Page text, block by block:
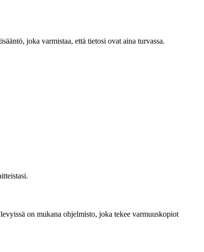
joka varmistaa, että tietosi ovat aina turvassa.
on mukana ohjelmisto, joka tekee varmuuskopiot